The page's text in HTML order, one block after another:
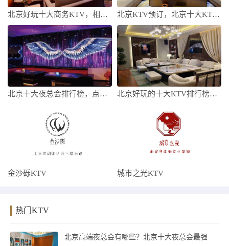
北京好玩十大商务KTV，相信小编绝不会错 北京KTV预订，北京十大KTV消费最新报
北京十大夜总会排行榜，点击进来看这里 北京好玩的十大KTV排行榜，这份榜单no
金沙砾KTV 城市之光KTV
热门KTV
北京高端夜总会有哪些？北京十大夜总会最强